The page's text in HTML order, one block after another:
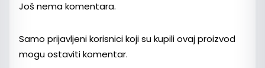
Još nema komentara.
Samo prijavljeni korisnici koji su kupili ovaj proizvod
mogu ostaviti komentar.